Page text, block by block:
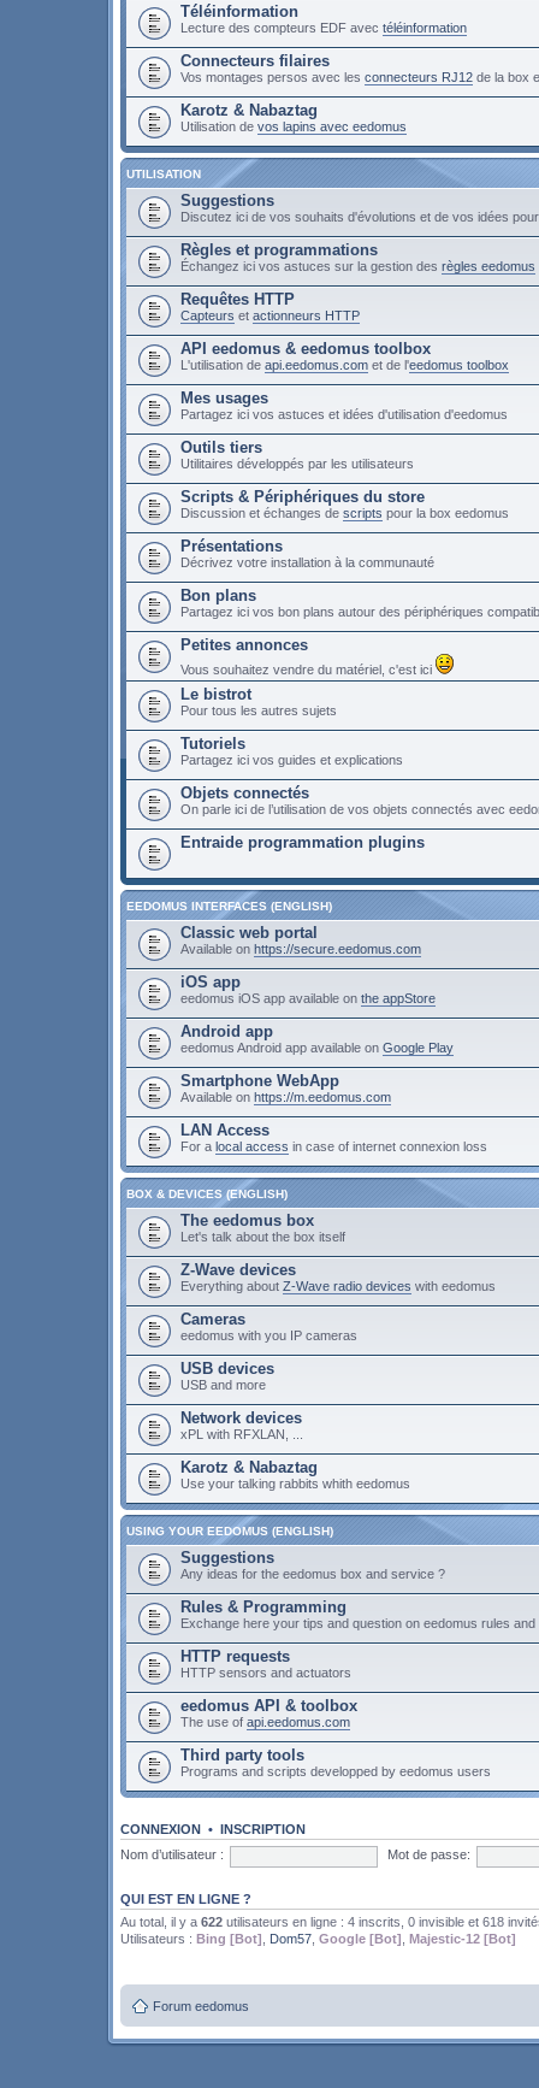
Téléinformation
Lecture des compteurs EDF avec téléinformation
Connecteurs filaires
Vos montages persos avec les connecteurs RJ12 de la box
Karotz & Nabaztag
Utilisation de vos lapins avec eedomus
UTILISATION
Suggestions
Discutez ici de vos souhaits d'évolutions et de vos idées
Règles et programmations
Échangez ici vos astuces sur la gestion des règles eedomus
Requêtes HTTP
Capteurs et actionneurs HTTP
API eedomus & eedomus toolbox
L'utilisation de api.eedomus.com et de l'eedomus toolbox
Mes usages
Partagez ici vos astuces et idées d'utilisation d'eedomus
Outils tiers
Utilitaires développés par les utilisateurs
Scripts & Périphériques du store
Discussion et échanges de scripts pour la box eedomus
Présentations
Décrivez votre installation à la communauté
Bon plans
Partagez ici vos bon plans autour des périphériques
Petites annonces
Vous souhaitez vendre du matériel, c'est ici
Le bistrot
Pour tous les autres sujets
Tutoriels
Partagez ici vos guides et explications
Objets connectés
On parle ici de l’utilisation de vos objets connectés avec
Entraide programmation plugins
EEDOMUS INTERFACES (ENGLISH)
Classic web portal
Available on https://secure.eedomus.com
iOS app
eedomus iOS app available on the appStore
Android app
eedomus Android app available on Google Play
Smartphone WebApp
Available on https://m.eedomus.com
LAN Access
For a local access in case of internet connexion loss
BOX & DEVICES (ENGLISH)
The eedomus box
Let's talk about the box itself
Z-Wave devices
Everything about Z-Wave radio devices with eedomus
Cameras
eedomus with you IP cameras
USB devices
USB and more
Network devices
xPL with RFXLAN, ...
Karotz & Nabaztag
Use your talking rabbits whith eedomus
USING YOUR EEDOMUS (ENGLISH)
Suggestions
Any ideas for the eedomus box and service ?
Rules & Programming
Exchange here your tips and question on eedomus rules and
HTTP requests
HTTP sensors and actuators
eedomus API & toolbox
The use of api.eedomus.com
Third party tools
Programs and scripts developped by eedomus users
CONNEXION • INSCRIPTION
Nom d’utilisateur :
Mot de passe:
QUI EST EN LIGNE ?
Au total, il y a 622 utilisateurs en ligne : 4 inscrits, 0 invisible et 618
Utilisateurs : Bing [Bot] Dom57 Google [Bot] Majestic-12 [Bot]
Forum eedomus